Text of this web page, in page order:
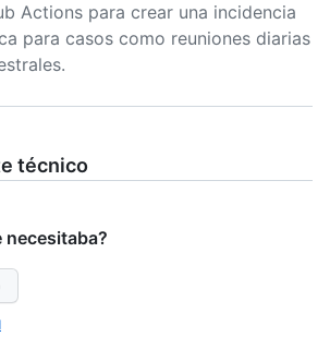
Actions para crear una incidencia
para casos como reuniones diarias
técnico
necesitaba?